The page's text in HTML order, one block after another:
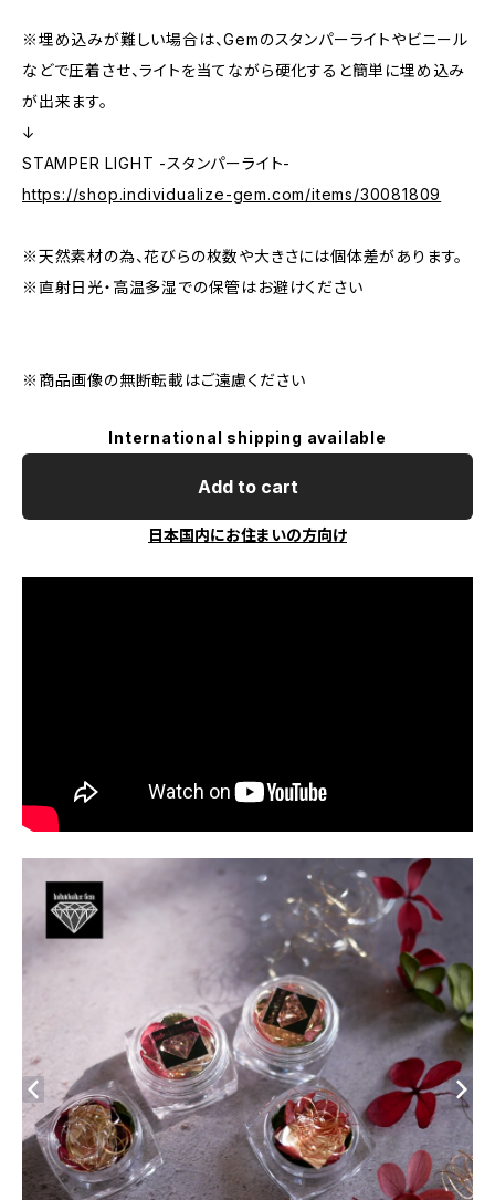
※埋め込みが難しい場合は、Gemのスタンパーライトやビニール
などで圧着させ、ライトを当てながら硬化すると簡単に埋め込み
が出来ます。
↓
STAMPER LIGHT -スタンパーライト-
https://shop.individualize-gem.com/items/30081809
※天然素材の為、花びらの枚数や大きさには個体差があります。
※直射日光・高温多湿での保管はお避けください
※商品画像の無断転載はご遠慮ください
International shipping available
Add to cart
日本国内にお住まいの方向け